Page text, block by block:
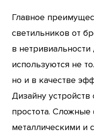
Главное
светильников от
в нетривиальности
используются не
но и в качестве
Дизайну устройств
простота.
металлическими и